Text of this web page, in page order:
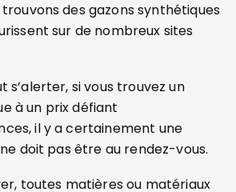
trouvons des gazons synthétiques
sur de nombreux sites
s’alerter, si vous trouvez un
à un prix défiant
il y a certainement une
doit pas être au rendez-vous.
toutes matières ou matériaux